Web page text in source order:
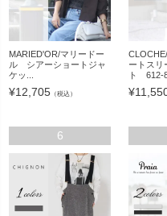
MARIED'OR/マリードー
ル シアーショートジャ
ケッ...
¥12,705 （税込）
ートスリ
ト 612-
¥
6